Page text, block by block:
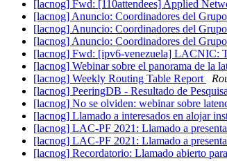
[lacnog] Fwd: [110attendees] Applied
[lacnog] Anuncio: Coordinadores del
[lacnog] Anuncio: Coordinadores del
[lacnog] Anuncio: Coordinadores del
[lacnog] Fwd: [ipv6-venezuela] LACNIC:
[lacnog] Webinar sobre el panorama de la
[lacnog] Weekly Routing Table Report
[lacnog] PeeringDB - Resultado de
[lacnog] No se olviden: webinar sobre
[lacnog] Llamado a interesados en alojar
[lacnog] LAC-PF 2021: Llamado a
[lacnog] LAC-PF 2021: Llamado a
[lacnog] Recordatorio: Llamado abierto